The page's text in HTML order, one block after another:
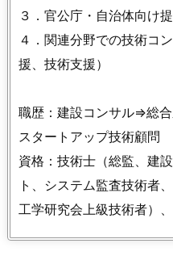
３．官公庁・自治体向け
４．関連分野での技術コ
援、技術支援）
職歴：建設コンサル⇒総
スタートアップ技術顧問
資格：技術士（総監、建
ト、システム監査技術者
工学研究会上級技術者）